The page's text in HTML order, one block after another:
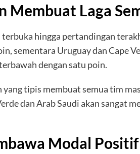
Membuat Laga
hingga pertandingan
sementara Uruguay dan Cape
dengan satu poin.
tipis membuat semua tim
dan Arab Saudi akan sangat
Modal Positif